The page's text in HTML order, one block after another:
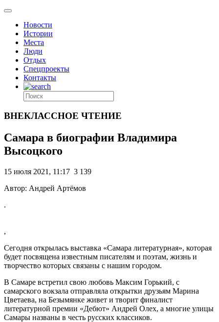
Новости
Истории
Места
Люди
Отдых
Спецпроекты
Контакты
ВНЕКЛАССНОЕ ЧТЕНИЕ
Самара в биографии Владимира
Высоцкого
15 июля 2021, 11:17 3 139
Автор: Андрей Артёмов
.
,
Сегодня открылась выставка «Самара литературная», которая
будет посвящена известным писателям и поэтам, жизнь и
творчество которых связаны с нашим городом.
В Самаре встретил свою любовь Максим Горький, с
самарского вокзала отправляла открытки друзьям Марина
Цветаева, на Безымянке живет и творит финалист
литературной премии «Дебют» Андрей Олех, а многие улицы
Самары названы в честь русских классиков.